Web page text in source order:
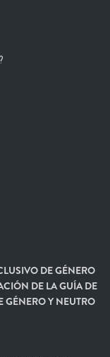
DE GÉNERO
DE LA GUÍA DE
GÉNERO Y NEUTRO